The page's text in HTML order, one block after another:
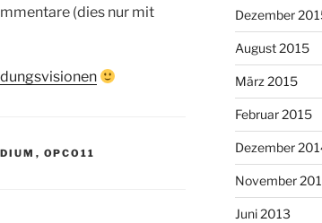
(dies nur mit
, OPCO11
Dezember
August 2015
März 2015
Februar 2015
Dezember
November
Juni 2013